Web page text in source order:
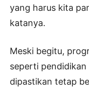
yang harus kita
katanya.
Meski begitu,
seperti
dipastikan tetap